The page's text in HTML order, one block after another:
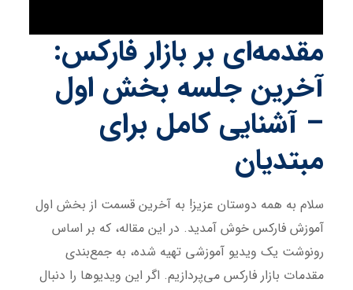
مقدمه‌ای بر بازار فارکس:
آخرین جلسه بخش اول
– آشنایی کامل برای
مبتدیان
سلام به همه دوستان عزیز! به آخرین قسمت از بخش اول
آموزش فارکس خوش آمدید. در این مقاله، که بر اساس
رونوشت یک ویدیو آموزشی تهیه شده، به جمع‌بندی
مقدمات بازار فارکس می‌پردازیم. اگر این ویدیوها را دنبال